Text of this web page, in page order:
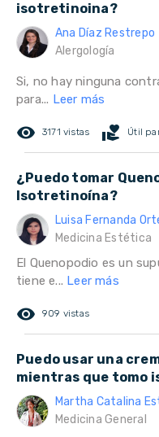
isotretinoina?
Ana Díaz Restrepo
Alergología
Si, no hay ninguna
para... Leer más
remove_red_eye 3171 vistas volunteer_activism Útil
¿Puedo tomar
Isotretinoína?
Luisa Fernanda
Medicina Estética
El Quenopodio es un
tiene e... Leer más
remove_red_eye 909 vistas
Puedo usar una
mientras que tomo
Martha Catalina
Medicina General